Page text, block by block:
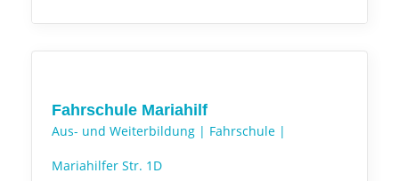
Fahrschule Mariahilf
Aus- und Weiterbildung | Fahrschule |
Mariahilfer Str. 1D